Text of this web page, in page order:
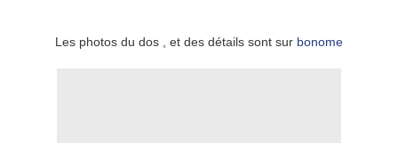
Les photos du dos , et des détails sont sur bonome